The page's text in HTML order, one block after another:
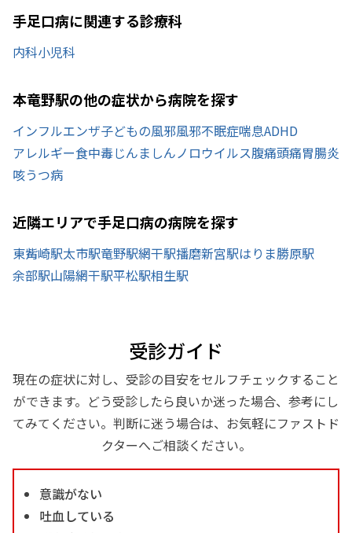
手足口病に関連する診療科
内科小児科
本竜野駅の他の症状から病院を探す
インフルエンザ子どもの風邪風邪不眠症喘息ADHD
アレルギー食中毒じんましんノロウイルス腹痛頭痛胃腸炎
咳うつ病
近隣エリアで手足口病の病院を探す
東觜崎駅太市駅竜野駅網干駅播磨新宮駅はりま勝原駅
余部駅山陽網干駅平松駅相生駅
受診ガイド
現在の症状に対し、受診の目安をセルフチェックすること
ができます。どう受診したら良いか迷った場合、参考にし
てみてください。判断に迷う場合は、お気軽にファストド
クターへご相談ください。
意識がない
吐血している